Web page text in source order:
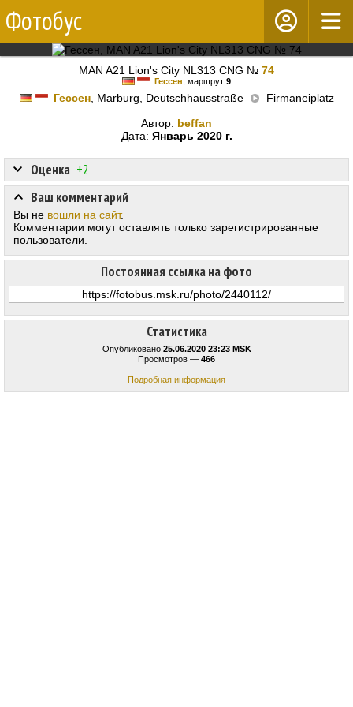
Фотобус
MAN A21 Lion's City NL313 CNG № 74
Гессен , маршрут 9
Гессен, Marburg, Deutschhausstraße
Firmaneiplatz
Автор: beffan
Дата: Январь 2020 г.
Статистика
Опубликовано 25.06.2020 23:23 MSK
Просмотров — 466
Подробная информация
Оценка +2
Постоянная ссылка на фото
Ваш комментарий
Вы не вошли на сайт.
Комментарии могут оставлять только зарегистрированные
пользователи.